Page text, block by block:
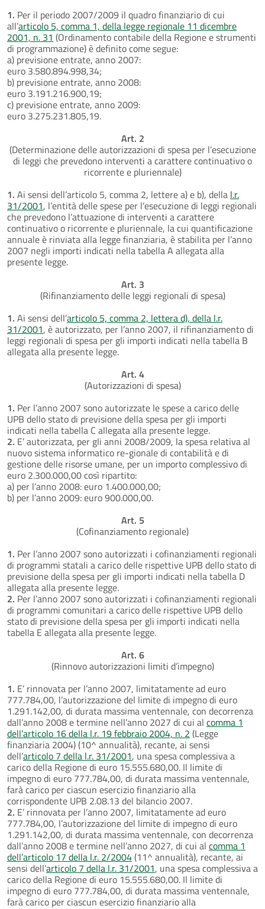
1. Per il periodo 2007/2009 il quadro finanziario di cui
all’articolo 5, comma 1, della legge regionale 11 dicembre
2001, n. 31 (Ordinamento contabile della Regione e strumenti
di programmazione) è definito come segue:
a) previsione entrate, anno 2007:
euro 3.580.894.998,34;
b) previsione entrate, anno 2008:
euro 3.191.216.900,19;
c) previsione entrate, anno 2009:
euro 3.275.231.805,19.
Art. 2
(Determinazione delle autorizzazioni di spesa per l’esecuzione
di leggi che prevedono interventi a carattere continuativo o
ricorrente e pluriennale)
1. Ai sensi dell’articolo 5, comma 2, lettere a) e b), della l.r.
31/2001, l’entità delle spese per l’esecuzione di leggi regionali
che prevedono l’attuazione di interventi a carattere
continuativo o ricorrente e pluriennale, la cui quantificazione
annuale è rinviata alla legge finanziaria, è stabilita per l’anno
2007 negli importi indicati nella tabella A allegata alla
presente legge.
Art. 3
(Rifinanziamento delle leggi regionali di spesa)
1. Ai sensi dell’articolo 5, comma 2, lettera d), della l.r.
31/2001, è autorizzato, per l’anno 2007, il rifinanziamento di
leggi regionali di spesa per gli importi indicati nella tabella B
allegata alla presente legge.
Art. 4
(Autorizzazioni di spesa)
1. Per l’anno 2007 sono autorizzate le spese a carico delle
UPB dello stato di previsione della spesa per gli importi
indicati nella tabella C allegata alla presente legge.
2. E’ autorizzata, per gli anni 2008/2009, la spesa relativa al
nuovo sistema informatico re-gionale di contabilità e di
gestione delle risorse umane, per un importo complessivo di
euro 2.300.000,00 così ripartito:
a) per l’anno 2008: euro 1.400.000,00;
b) per l’anno 2009: euro 900.000,00.
Art. 5
(Cofinanziamento regionale)
1. Per l’anno 2007 sono autorizzati i cofinanziamenti regionali
di programmi statali a carico delle rispettive UPB dello stato di
previsione della spesa per gli importi indicati nella tabella D
allegata alla presente legge.
2. Per l’anno 2007 sono autorizzati i cofinanziamenti regionali
di programmi comunitari a carico delle rispettive UPB dello
stato di previsione della spesa per gli importi indicati nella
tabella E allegata alla presente legge.
Art. 6
(Rinnovo autorizzazioni limiti d’impegno)
1. E’ rinnovata per l’anno 2007, limitatamente ad euro
777.784,00, l’autorizzazione del limite di impegno di euro
1.291.142,00, di durata massima ventennale, con decorrenza
dall’anno 2008 e termine nell’anno 2027 di cui al comma 1
dell’articolo 16 della l.r. 19 febbraio 2004, n. 2 (Legge
finanziaria 2004) (10^ annualità), recante, ai sensi
dell’articolo 7 della l.r. 31/2001, una spesa complessiva a
carico della Regione di euro 15.555.680,00. Il limite di
impegno di euro 777.784,00, di durata massima ventennale,
farà carico per ciascun esercizio finanziario alla
corrispondente UPB 2.08.13 del bilancio 2007.
2. E’ rinnovata per l’anno 2007, limitatamente ad euro
777.784,00, l’autorizzazione del limite di impegno di euro
1.291.142,00, di durata massima ventennale, con decorrenza
dall’anno 2008 e termine nell’anno 2027, di cui al comma 1
dell’articolo 17 della l.r. 2/2004(11^ annualità), recante, ai
sensi dell’articolo 7 della l.r. 31/2001, una spesa complessiva a
carico della Regione di euro 15.555.680,00. Il limite di
impegno di euro 777.784,00, di durata massima ventennale,
farà carico per ciascun esercizio finanziario alla